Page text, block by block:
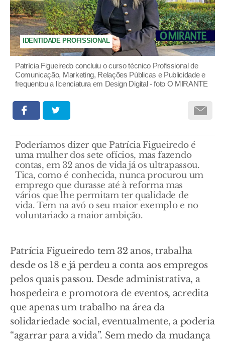
IDENTIDADE PROFISSIONAL
Patrícia Figueiredo concluiu o curso técnico Profissional de
Comunicação, Marketing, Relações Públicas e Publicidade e
frequentou a licenciatura em Design Digital - foto O MIRANTE
Poderíamos dizer que Patrícia Figueiredo é
uma mulher dos sete ofícios, mas fazendo
contas, em 32 anos de vida já os ultrapassou.
Tica, como é conhecida, nunca procurou um
emprego que durasse até à reforma mas
vários que lhe permitam ter qualidade de
vida. Tem na avó o seu maior exemplo e no
voluntariado a maior ambição.
Patrícia Figueiredo tem 32 anos, trabalha
desde os 18 e já perdeu a conta aos empregos
pelos quais passou. Desde administrativa, a
hospedeira e promotora de eventos, acredita
que apenas um trabalho na área da
solidariedade social, eventualmente, a poderia
“agarrar para a vida”. Sem medo da mudança